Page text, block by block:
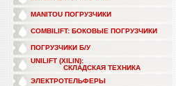
MANITOU ПОГРУЗЧИКИ
COMBILIFT: БОКОВЫЕ ПОГРУЗЧИКИ
ПОГРУЗЧИКИ Б/У
UNILIFT (XILIN):
СКЛАДСКАЯ ТЕХНИКА
ЭЛЕКТРОТЕЛЬФЕРЫ